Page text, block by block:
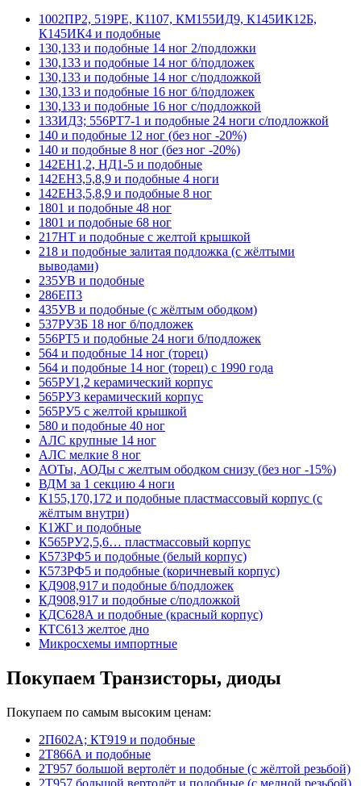
1002ПР2, 519РЕ, К1107, КМ155ИД9, К145ИК12Б,
К145ИК4 и подобные
130,133 и подобные 14 ног 2/подложки
130,133 и подобные 14 ног б/подложек
130,133 и подобные 14 ног с/подложкой
130,133 и подобные 16 ног б/подложек
130,133 и подобные 16 ног с/подложкой
133ИД3; 556РТ7-1 и подобные 24 ноги с/подложкой
140 и подобные 12 ног (без ног -20%)
140 и подобные 8 ног (без ног -20%)
142ЕН1,2, НД1-5 и подобные
142ЕН3,5,8,9 и подобные 4 ноги
142ЕН3,5,8,9 и подобные 8 ног
1801 и подобные 48 ног
1801 и подобные 68 ног
217НТ и подобные с желтой крышкой
218 и подобные залитая подложка (с жёлтыми
выводами)
235УВ и подобные
286ЕП3
435УВ и подобные (с жёлтым ободком)
537РУ3Б 18 ног б/подложек
556РТ5 и подобные 24 ноги б/подложек
564 и подобные 14 ног (торец)
564 и подобные 14 ног (торец) с 1990 года
565РУ1,2 керамический корпус
565РУ3 керамический корпус
565РУ5 с желтой крышкой
580 и подобные 40 ног
АЛС крупные 14 ног
АЛС мелкие 8 ног
АОТы, АОДы с желтым ободком снизу (без ног -15%)
ВДМ за 1 секцию 4 ноги
К155,170,172 и подобные пластмассовый корпус (с
жёлтым внутри)
К1ЖГ и подобные
К565РУ2,5,6… пластмассовый корпус
К573РФ5 и подобные (белый корпус)
К573РФ5 и подобные (коричневый корпус)
КД908,917 и подобные б/подложек
КД908,917 и подобные с/подложкой
КДС628А и подобные (красный корпус)
КТС613 желтое дно
Микросхемы импортные
Покупаем Транзисторы, диоды
Покупаем по самым высоким ценам:
2П602А; КТ919 и подобные
2Т866А и подобные
2Т957 большой вертолёт и подобные (с жёлтой резьбой)
2Т957 большой вертолёт и подобные (с медной резьбой)